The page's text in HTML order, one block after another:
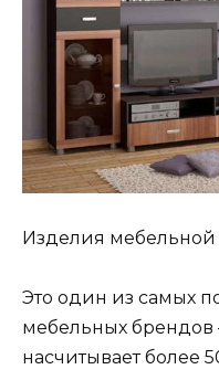
Изделия
Это один из самых
мебельных брендов
насчитывает более